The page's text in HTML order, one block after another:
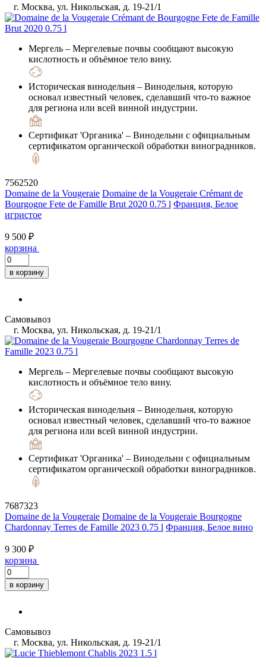
г. Москва, ул. Никольская, д. 19-21/1
Мергель – Мергелевые почвы сообщают высокую
кислотность и объёмное тело вину.
Историческая винодельня – Винодельня, которую
основал известный человек, сделавший что-то важное
для региона или всей винной индустрии.
Сертификат 'Органика' – Винодельни с официальным
сертификатом органической обработки виноградников.
7562520
Domaine de la Vougeraie Domaine de la Vougeraie Crémant de
Bourgogne Fete de Famille Brut 2020 0.75 l Франция, Белое
игристое
9 500 ₽
корзина
в корзину
Самовывоз
г. Москва, ул. Никольская, д. 19-21/1
Мергель – Мергелевые почвы сообщают высокую
кислотность и объёмное тело вину.
Историческая винодельня – Винодельня, которую
основал известный человек, сделавший что-то важное
для региона или всей винной индустрии.
Сертификат 'Органика' – Винодельни с официальным
сертификатом органической обработки виноградников.
7687323
Domaine de la Vougeraie Domaine de la Vougeraie Bourgogne
Chardonnay Terres de Famille 2023 0.75 l Франция, Белое вино
9 300 ₽
корзина
в корзину
Самовывоз
г. Москва, ул. Никольская, д. 19-21/1